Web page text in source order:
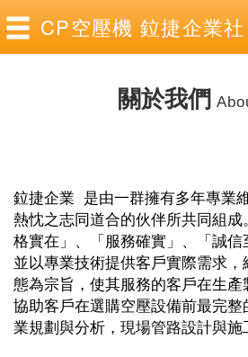
. CP空壓機 鉝捷企業社
關於我們
鉝捷企業 是由一群擁有多年專業
熱忱之志同道合的伙伴所共同組
格實在」、「服務確實」、「誠信
並以專業技術提供客戶實際需求
態為宗旨，使其服務的客戶在生產
協助客戶在選購空壓設備前最完
業規劃與分析，現場管路設計與施